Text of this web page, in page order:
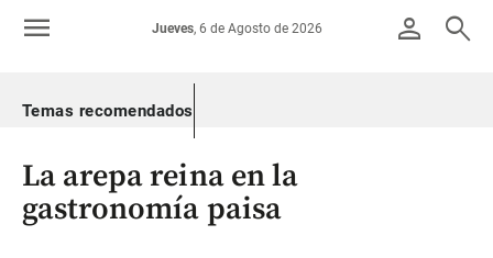
Colombia
person search
Jueves, 6 de Agosto de 2026
menu
Temas recomendados
La arepa reina en la
gastronomía paisa